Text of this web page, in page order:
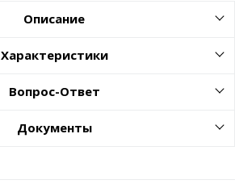
Описание
Характеристики
Вопрос-Ответ
Документы